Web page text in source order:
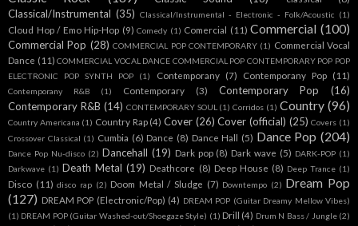
Classical/Instrumental (35) Classical/Instrumental - Electronic - Folk/Acoustic (1)
Cloud Hop / Emo Hip-Hop (9) Comedy (1) Comercial (11) Commercial (100)
Commercial Pop (28) COMMERCIAL POP CONTEMPORARY (1) Commercial Vocal
Dance (11) COMMERCIAL VOCAL DANCE COMMERCIAL POP CONTEMPORARY POP POP
ELECTRONIC POP SYNTH POP
(1) Contemporany (7) Contemporany Pop (11)
Contemporany R&B (1) Contemporary (3) Contemporary Pop
(16)
Contemporary R&B (14) CONTEMPORARY SOUL (1) Corridos (1) Country (96)
Country Americana (1) Country Rap (4) Cover (26) Cover (official) (25) Covers (1)
Crossover Classical (1) Cumbia (6) Dance (8) Dance Hall (5) Dance Pop (204)
Dance Pop Nu-disco (2) Dancehall (19) Dark pop (8) Dark wave (5) DARK-POP (1)
Darkwave (1) Death Metal (19) Deathcore (8) Deep House (8) Deep Trance (1)
Disco (11) disco rap (2) Doom Metal / Sludge (7) Downtempo (2) Dream Pop
(127) DREAM POP (Electronic/Pop) (4) DREAM POP (Guitar Dreamy Mellow Vibes)
(1) DREAM POP (Guitar Washed-out/Shoegaze Style) (1) Drill (4) Drum N Bass / Jungle (2)